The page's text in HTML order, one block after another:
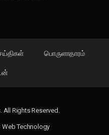
பொருளாதாரம்
Rights Reserved.
Web Technology